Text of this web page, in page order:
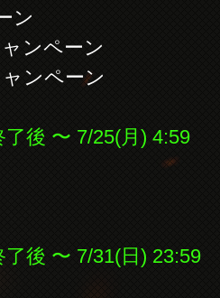
ン
ンペーン
ンペーン
後 〜 7/25(月) 4:59
後 〜 7/31(日) 23:59